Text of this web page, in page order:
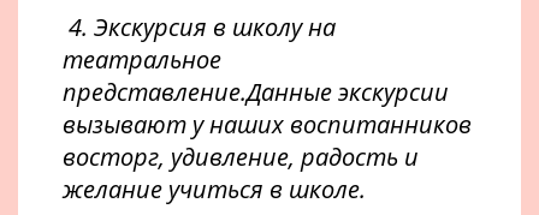
4. Экскурсия в школу на
театральное
представление.Данные экскурсии
вызывают у наших воспитанников
восторг, удивление, радость и
желание учиться в школе.